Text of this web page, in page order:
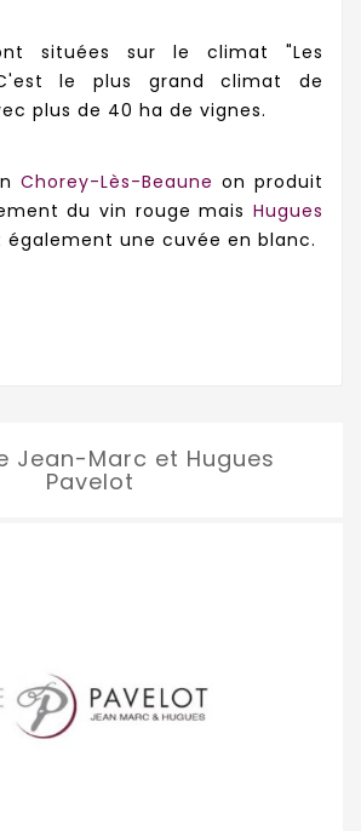
situées sur le climat "Les
le plus grand climat de
plus de 40 ha de vignes.
Chorey-Lès-Beaune on produit
du vin rouge mais Hugues
également une cuvée en blanc.
Jean-Marc et Hugues
Pavelot